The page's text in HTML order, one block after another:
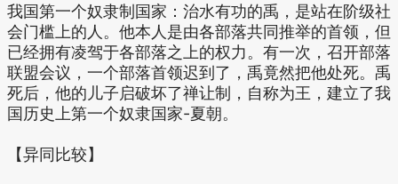
我国第一个奴隶制国家：治水有功的禹，是站在阶级社
会门槛上的人。他本人是由各部落共同推举的首领，但
已经拥有凌驾于各部落之上的权力。有一次，召开部落
联盟会议，一个部落首领迟到了，禹竟然把他处死。禹
死后，他的儿子启破坏了禅让制，自称为王，建立了我
国历史上第一个奴隶国家-夏朝。
【异同比较】